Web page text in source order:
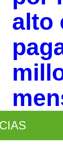
alto